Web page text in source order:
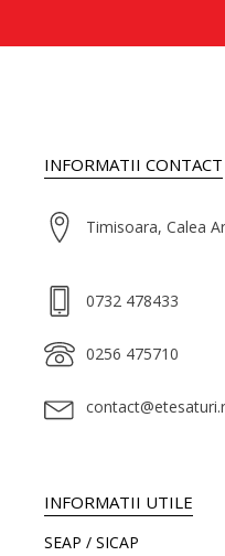
INFORMATII CONTACT
Timisoara, Calea
0732 478433
0256 475710
INFORMATII UTILE
SEAP / SICAP